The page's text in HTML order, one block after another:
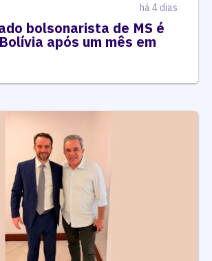
há 4 dias
bolsonarista de MS é
após um mês em